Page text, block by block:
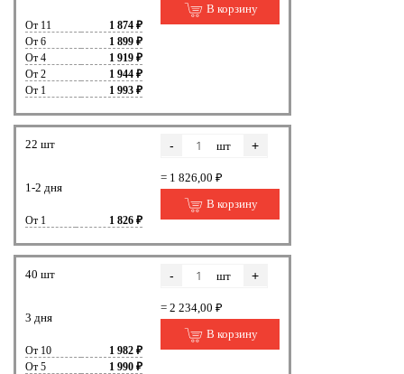
От 11
1 874 ₽
От 6
1 899 ₽
От 4
1 919 ₽
От 2
1 944 ₽
От 1
1 993 ₽
В корзину
22 шт
1-2 дня
От 1 1 826 ₽
- шт +
= 1 826,00 ₽
В корзину
40 шт
3 дня
От 10
1 982 ₽
От 5
1 990 ₽
- шт +
= 2 234,00 ₽
В корзину